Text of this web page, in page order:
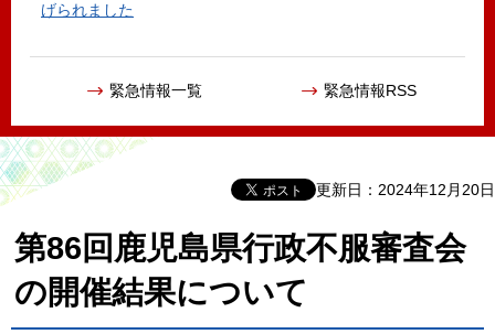
げられました
緊急情報一覧 緊急情報RSS
更新日：2024年12月20日
第86回鹿児島県行政不服審査会
の開催結果について